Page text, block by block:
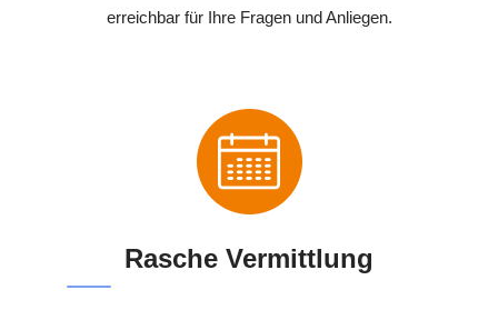
erreichbar für Ihre Fragen und Anliegen.
Rasche Vermittlung